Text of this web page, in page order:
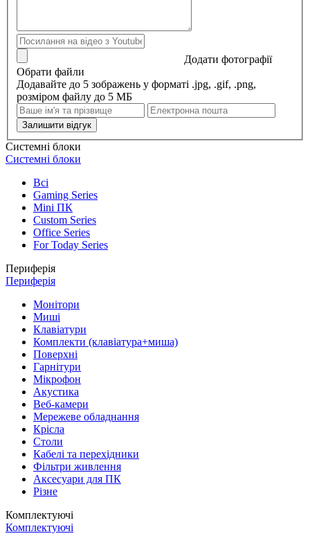
Додати фотографії
Обрати файли
Додавайте до 5 зображень у форматі .jpg, .gif, .png,
розміром файлу до 5 МБ
Залишити відгук
Системні блоки
Системні блоки
Всі
Gaming Series
Mini ПК
Custom Series
Office Series
For Today Series
Периферія
Периферія
Монітори
Миші
Клавіатури
Комплекти (клавіатура+миша)
Поверхні
Гарнітури
Мікрофон
Акустика
Веб-камери
Мережеве обладнання
Крісла
Столи
Кабелі та перехідники
Фільтри живлення
Аксесуари для ПК
Різне
Комплектуючі
Комплектуючі